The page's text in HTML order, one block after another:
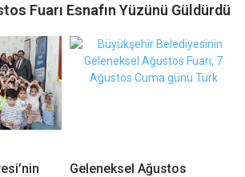
Fuarı Esnafın Yüzünü Güldürdü
Geleneksel Ağustos